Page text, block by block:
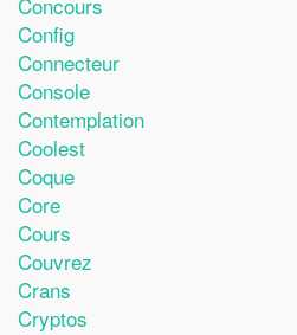
Config
Connecteur
Console
Contemplation
Coolest
Coque
Core
Cours
Couvrez
Crans
Cryptos